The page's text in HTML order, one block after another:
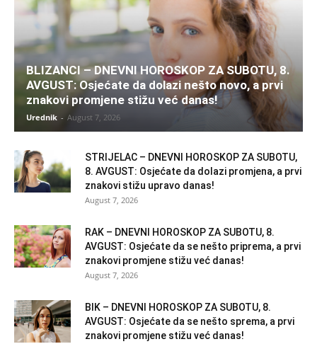
BLIZANCI – DNEVNI HOROSKOP ZA SUBOTU, 8.
AVGUST: Osjećate da dolazi nešto novo, a prvi
znakovi promjene stižu već danas!
Urednik - August 7, 2026
STRIJELAC – DNEVNI HOROSKOP ZA SUBOTU,
8. AVGUST: Osjećate da dolazi promjena, a prvi
znakovi stižu upravo danas!
August 7, 2026
RAK – DNEVNI HOROSKOP ZA SUBOTU, 8.
AVGUST: Osjećate da se nešto priprema, a prvi
znakovi promjene stižu već danas!
August 7, 2026
BIK – DNEVNI HOROSKOP ZA SUBOTU, 8.
AVGUST: Osjećate da se nešto sprema, a prvi
znakovi promjene stižu već danas!